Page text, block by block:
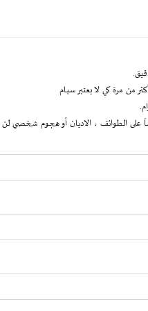
من مرة كي لا يعتبر سبام
على الطوائف ، الاديان أو هجوم شخصي